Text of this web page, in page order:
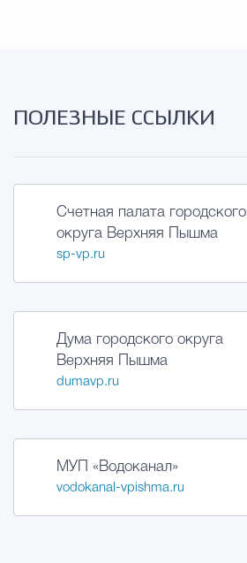
ПОЛЕЗНЫЕ ССЫЛКИ
Счетная палата городского
округа Верхняя Пышма
sp-vp.ru
Дума городского округа
Верхняя Пышма
dumavp.ru
МУП «Водоканал»
vodokanal-vpishma.ru